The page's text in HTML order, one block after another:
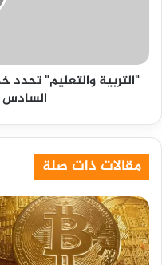
السادس
الابتدائي
"التربية والتعليم"
السادس
مقالات ذات صلة